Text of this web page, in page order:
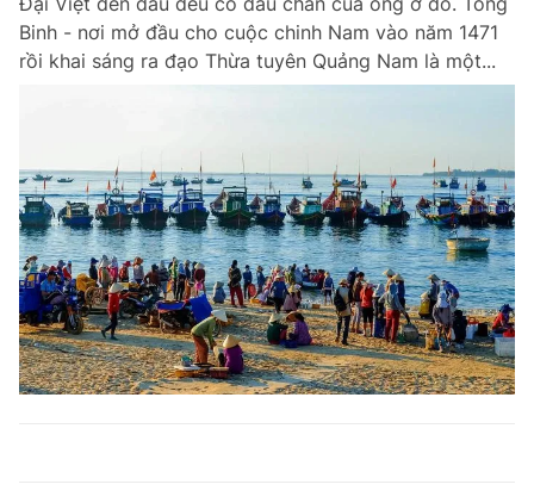
Binh - nơi mở đầu cho cuộc chinh Nam vào năm 1471
rồi khai sáng ra đạo Thừa tuyên Quảng Nam là một...